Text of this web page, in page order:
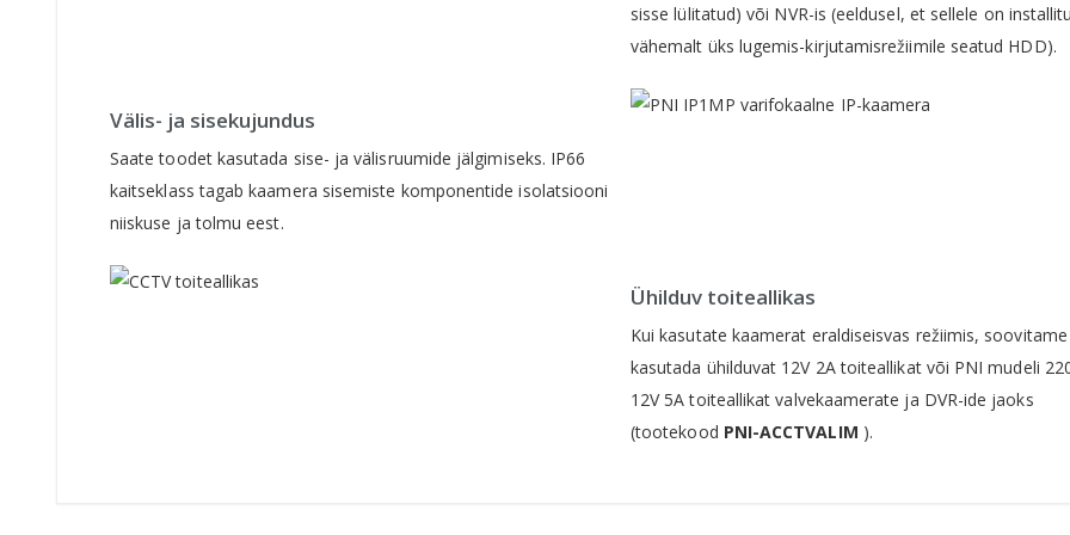
sisse lülitatud) või NVR-is (eeldusel, et sellele on
vähemalt üks lugemis-kirjutamisrežiimile seatud HDD).
Välis- ja sisekujundus
Saate toodet kasutada sise- ja välisruumide jälgimiseks. IP66
kaitseklass tagab kaamera sisemiste komponentide isolatsiooni
niiskuse ja tolmu eest.
Ühilduv toiteallikas
Kui kasutate kaamerat eraldiseisvas režiimis, soovitame
kasutada ühilduvat 12V 2A toiteallikat või PNI mudeli
12V 5A toiteallikat valvekaamerate ja DVR-ide jaoks
(tootekood PNI-ACCTVALIM ).